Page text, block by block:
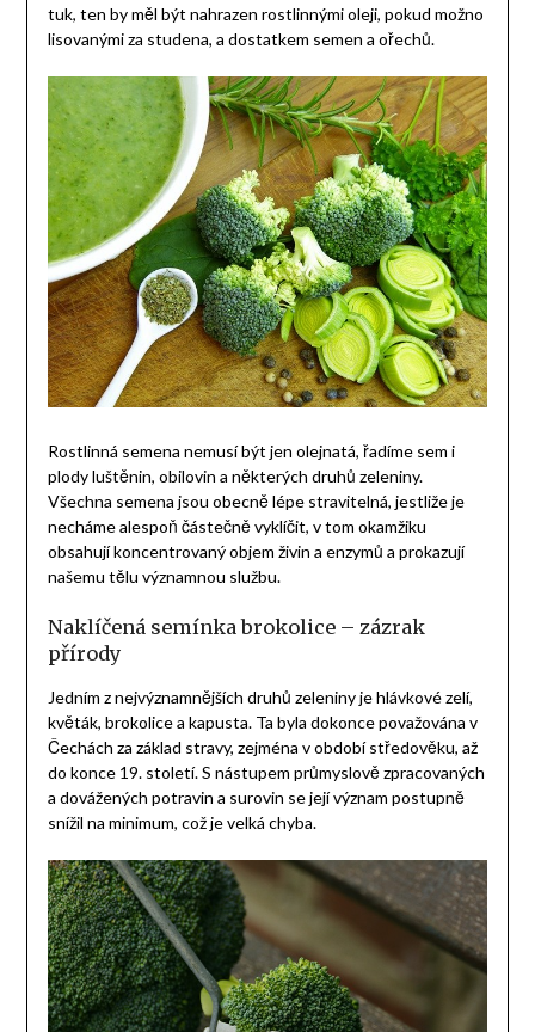
tuk, ten by měl být nahrazen rostlinnými oleji, pokud možno
lisovanými za studena, a dostatkem semen a ořechů.
Rostlinná semena nemusí být jen olejnatá, řadíme sem i
plody luštěnin, obilovin a některých druhů zeleniny.
Všechna semena jsou obecně lépe stravitelná, jestliže je
necháme alespoň částečně vyklíčit, v tom okamžiku
obsahují koncentrovaný objem živin a enzymů a prokazují
našemu tělu významnou službu.
Naklíčená semínka brokolice – zázrak
přírody
Jedním z nejvýznamnějších druhů zeleniny je hlávkové zelí,
květák, brokolice a kapusta. Ta byla dokonce považována v
Čechách za základ stravy, zejména v období středověku, až
do konce 19. století. S nástupem průmyslově zpracovaných
a dovážených potravin a surovin se její význam postupně
snížil na minimum, což je velká chyba.